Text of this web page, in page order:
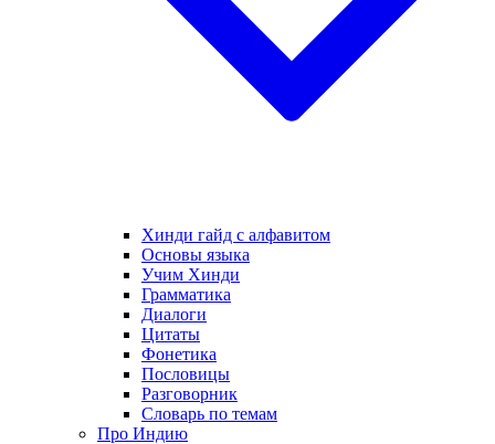
Хинди гайд с алфавитом
Основы языка
Учим Хинди
Грамматика
Диалоги
Цитаты
Фонетика
Пословицы
Разговорник
Словарь по темам
Про Индию